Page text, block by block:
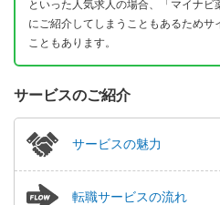
といった人気求人の場合、「マイナ
にご紹介してしまうこともあるため
こともあります。
サービスのご紹介
サービスの魅力
転職サービスの流れ